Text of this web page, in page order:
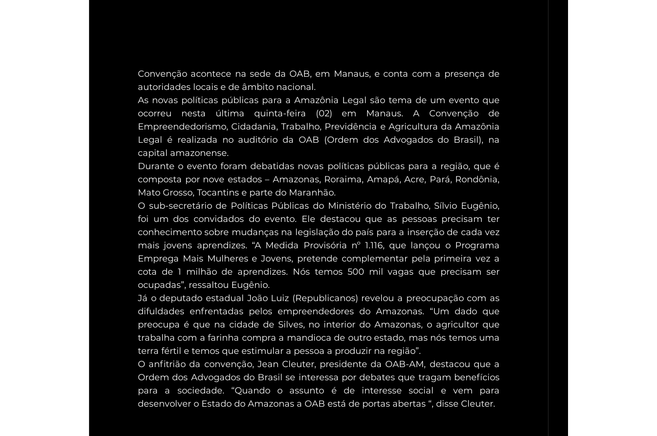
Convenção acontece na sede da OAB, em Manaus, e conta com a presença de
autoridades locais e de âmbito nacional.
As novas políticas públicas para a Amazônia Legal são tema de um evento que
ocorreu nesta última quinta-feira (02) em Manaus. A Convenção de
Empreendedorismo, Cidadania, Trabalho, Previdência e Agricultura da Amazônia
Legal é realizada no auditório da OAB (Ordem dos Advogados do Brasil), na
capital amazonense.
Durante o evento foram debatidas novas políticas públicas para a região, que é
composta por nove estados – Amazonas, Roraima, Amapá, Acre, Pará, Rondônia,
Mato Grosso, Tocantins e parte do Maranhão.
O sub-secretário de Políticas Públicas do Ministério do Trabalho, Sílvio Eugênio,
foi um dos convidados do evento. Ele destacou que as pessoas precisam ter
conhecimento sobre mudanças na legislação do país para a inserção de cada vez
mais jovens aprendizes. “A Medida Provisória nº 1.116, que lançou o Programa
Emprega Mais Mulheres e Jovens, pretende complementar pela primeira vez a
cota de 1 milhão de aprendizes. Nós temos 500 mil vagas que precisam ser
ocupadas”, ressaltou Eugênio.
Já o deputado estadual João Luiz (Republicanos) revelou a preocupação com as
difuldades enfrentadas pelos empreendedores do Amazonas. “Um dado que
preocupa é que na cidade de Silves, no interior do Amazonas, o agricultor que
trabalha com a farinha compra a mandioca de outro estado, mas nós temos uma
terra fértil e temos que estimular a pessoa a produzir na região”.
O anfitrião da convenção, Jean Cleuter, presidente da OAB-AM, destacou que a
Ordem dos Advogados do Brasil se interessa por debates que tragam benefícios
para a sociedade. “Quando o assunto é de interesse social e vem para
desenvolver o Estado do Amazonas a OAB está de portas abertas “, disse Cleuter.